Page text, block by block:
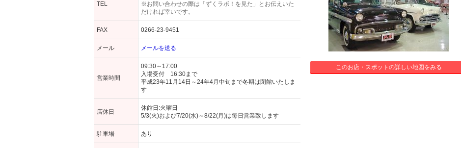
TEL
※お問い合わせの際は「ずくラボ！を見た」とお伝えいた
だければ幸いです。
FAX 0266-23-9451
メール メールを送る
営業時間
09:30～17:00
入場受付 16:30まで
平成23年11月14日～24年4月中旬まで冬期は閉館いたしま
す
店休日
休館日:火曜日
5/3(火)および7/20(水)～8/22(月)は毎日営業致します
駐車場 あり
このお店・スポットの詳しい地図をみる